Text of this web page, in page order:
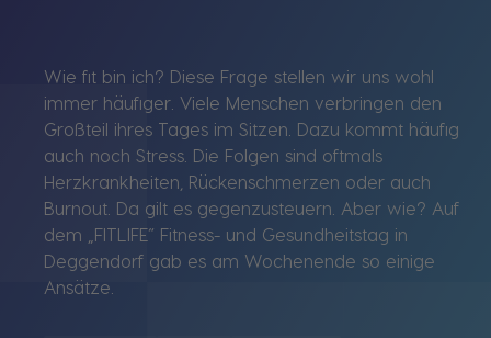
Wie fit bin ich? Diese Frage stellen wir uns wohl
immer häufiger. Viele Menschen verbringen den
Großteil ihres Tages im Sitzen. Dazu kommt häufig
auch noch Stress. Die Folgen sind oftmals
Herzkrankheiten, Rückenschmerzen oder auch
Burnout. Da gilt es gegenzusteuern. Aber wie? Auf
dem „FITLIFE“ Fitness- und Gesundheitstag in
Deggendorf gab es am Wochenende so einige
Ansätze.